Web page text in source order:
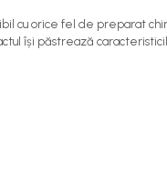
cu orice fel de preparat
își păstrează